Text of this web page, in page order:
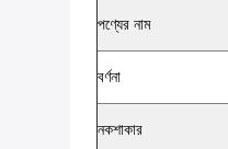
পণ্যের নাম
বর্ণনা
নকশাকার